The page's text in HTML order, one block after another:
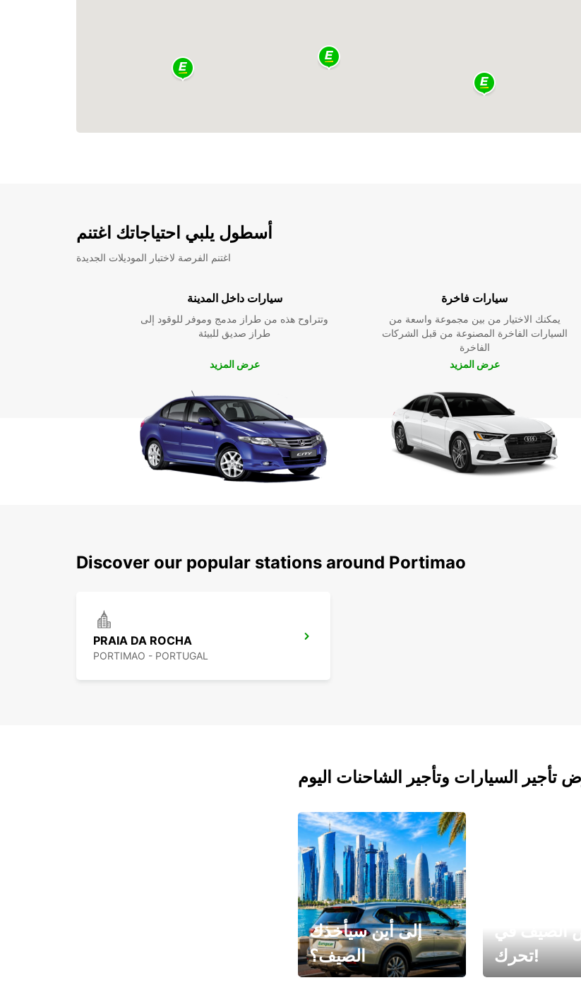
أسطول يلبي احتياجاتك اغتنم
اغتنم الفرصة لاختبار الموديلات الجديدة
سيارات داخل المدينة
وتتراوح هذه من طراز مدمج وموفر للوقود إلى
طراز صديق للبيئة
عرض المزيد
سيارات فاخرة
يمكنك الاختيار من بين مجموعة واسعة من
السيارات الفاخرة المصنوعة من قبل الشركات
الفاخرة
عرض المزيد
Discover our popular stations around Portimao
PRAIA DA ROCHA
PORTIMAO - PORTUGAL
إلى أين سيأخذك
الصيف؟
تحرك!